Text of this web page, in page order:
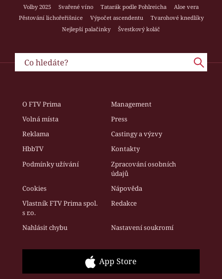
Volby 2025
Svařené víno Tatarák podle Pohlreicha
Aloe vera
Pěstování lichořeřišnice
Výpočet ascendentu
Tvarohové knedlíky
Nejlepší palačinky
Švestkový koláč
O FTV Prima
Management
Volná místa
Press
Reklama
Castingy a výzvy
HbbTV
Kontakty
Podmínky užívání
Zpracování osobních
údajů
Cookies
Nápověda
Vlastník FTV Prima spol.
s r.o.
Redakce
Nahlásit chybu Nastavení soukromí
App Store